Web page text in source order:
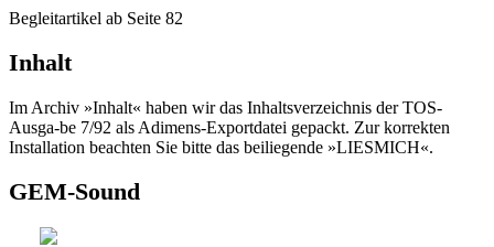
Begleitartikel ab Seite 82
Inhalt
Im Archiv »Inhalt« haben wir das Inhaltsverzeichnis der TOS-
Ausga-be 7/92 als Adimens-Exportdatei gepackt. Zur korrekten
Installation beachten Sie bitte das beiliegende »LIESMICH«.
GEM-Sound